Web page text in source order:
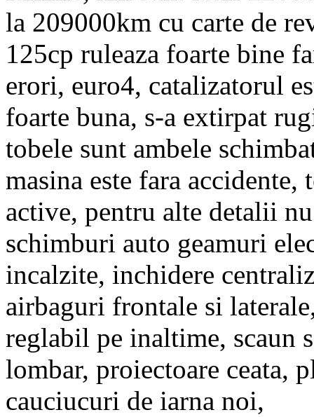
la 209000km cu carte de
125cp ruleaza foarte bine
erori, euro4, catalizatorul
foarte buna, s-a extirpat
tobele sunt ambele
masina este fara
active, pentru alte detalii
schimburi auto geamuri
incalzite, inchidere
airbaguri frontale si
reglabil pe inaltime, scaun
lombar, proiectoare ceata,
cauciucuri de iarna noi,